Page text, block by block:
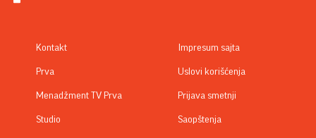
Kontakt
Prva
Menadžment TV Prva
Studio
Impresum sajta
Uslovi korišćenja
Prijava smetnji
Saopštenja